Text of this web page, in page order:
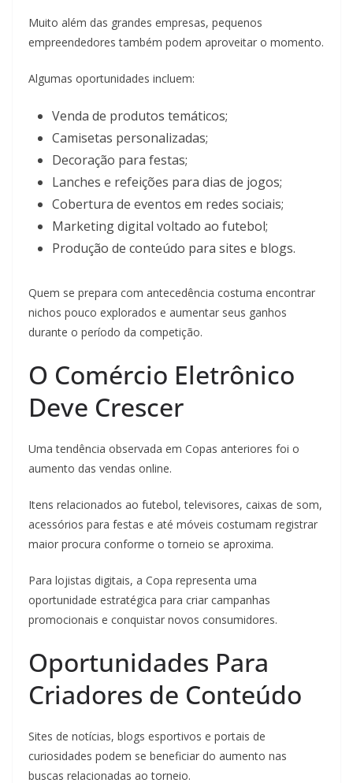
Muito além das grandes empresas, pequenos
empreendedores também podem aproveitar o momento.
Algumas oportunidades incluem:
Venda de produtos temáticos;
Camisetas personalizadas;
Decoração para festas;
Lanches e refeições para dias de jogos;
Cobertura de eventos em redes sociais;
Marketing digital voltado ao futebol;
Produção de conteúdo para sites e blogs.
Quem se prepara com antecedência costuma encontrar
nichos pouco explorados e aumentar seus ganhos
durante o período da competição.
O Comércio Eletrônico
Deve Crescer
Uma tendência observada em Copas anteriores foi o
aumento das vendas online.
Itens relacionados ao futebol, televisores, caixas de som,
acessórios para festas e até móveis costumam registrar
maior procura conforme o torneio se aproxima.
Para lojistas digitais, a Copa representa uma
oportunidade estratégica para criar campanhas
promocionais e conquistar novos consumidores.
Oportunidades Para
Criadores de Conteúdo
Sites de notícias, blogs esportivos e portais de
curiosidades podem se beneficiar do aumento nas
buscas relacionadas ao torneio.